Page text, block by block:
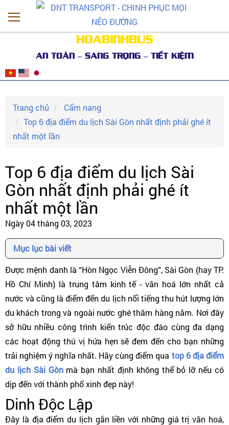
HOABINHBUS
AN TOÀN – SANG TRỌNG – TIẾT KIỆM
Trang chủ
Cẩm nang
Top 6 địa điểm du lịch Sài Gòn nhất định phải ghé ít
nhất một lần
Top 6 địa điểm du lịch Sài
Gòn nhất định phải ghé ít
nhất một lần
Ngày 04 tháng 03, 2023
Mục lục bài viết
Được mệnh danh là “Hòn Ngọc Viễn Đông”, Sài Gòn (hay TP.
Hồ Chí Minh) là trung tâm kinh tế - văn hoá lớn nhất cả
nước và cũng là điểm đến du lịch nổi tiếng thu hút lượng lớn
du khách trong và ngoài nước ghé thăm hàng năm. Nơi đây
sở hữu nhiều công trình kiến trúc độc đáo cùng đa dạng
các hoạt động thú vị hứa hẹn sẽ đem đến cho bạn những
trải nghiệm ý nghĩa nhất. Hãy cùng điểm qua top 6 địa điểm
du lịch Sài Gònmà bạn nhất định không thể bỏ lỡ nếu có
dịp đến với thành phố xinh đẹp này!
Dinh Độc Lập
Đây là địa điểm du lịch gắn liền với những giá trị văn hoá,